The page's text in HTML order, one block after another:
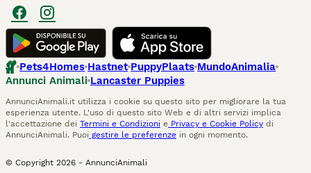
Pets4Homes Hastnet PuppyPlaats MundoAnimalia
Annunci Animali Lancaster Puppies
AnnunciAnimali.it utilizza i cookie su questo sito per migliorare la tua
esperienza utente. L'uso di questo sito Web e di altri servizi implica
l'accettazione dei Termini e Condizioni e Privacy e Cookie Policy di
AnnunciAnimali. Puoi gestire le preferenze in ogni momento.
© Copyright 2026 - AnnunciAnimali